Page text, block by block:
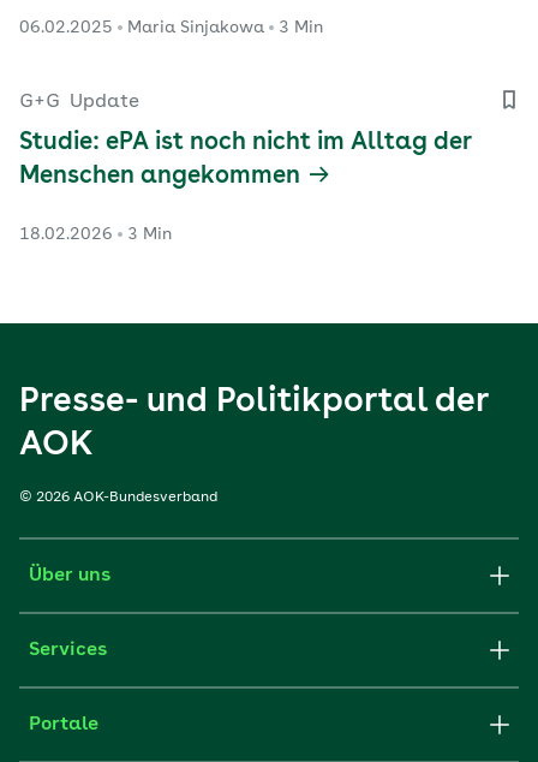
06.02.2025 Maria Sinjakowa 3 Min
G+G Update
Studie: ePA ist noch nicht im Alltag der
Menschen angekommen
18.02.2026 3 Min
Presse- und Politikportal der
AOK
© 2026 AOK-Bundesverband
Über uns
Services
Portale